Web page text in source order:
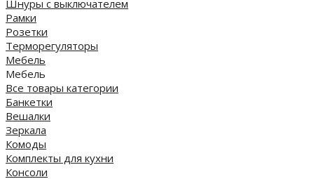
Шнуры с выключателем
Рамки
Розетки
Терморегуляторы
Мебель
Мебель
Все товары категории
Банкетки
Вешалки
Зеркала
Комоды
Комплекты для кухни
Консоли